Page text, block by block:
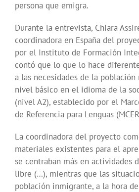
persona que emigra.
Durante la entrevista, Chiara
coordinadora en España del
por el Instituto de Formación
contó que lo que lo hace
a las necesidades de la
nivel básico en el idioma de la
(nivel A2), establecido por el
de Referencia para Lenguas
La coordinadora del proyecto
materiales existentes para el
se centraban más en actividades
libre (…), mientras que las
población inmigrante, a la hora